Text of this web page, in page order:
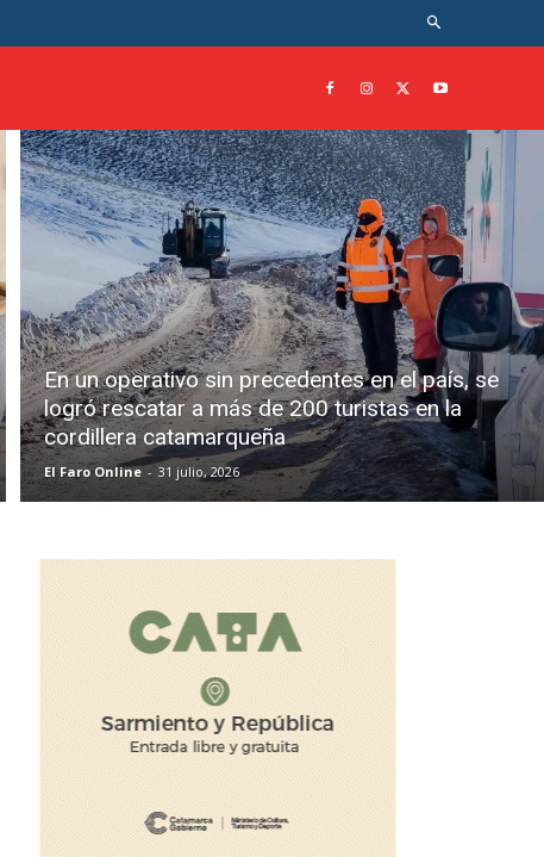
En un operativo sin precedentes en el país, se
logró rescatar a más de 200 turistas en la
cordillera catamarqueña
El Faro Online - 31 julio, 2026